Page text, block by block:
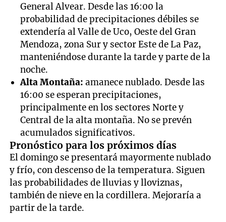
General Alvear. Desde las 16:00 la
probabilidad de precipitaciones débiles se
extendería al Valle de Uco, Oeste del Gran
Mendoza, zona Sur y sector Este de La Paz,
manteniéndose durante la tarde y parte de la
noche.
Alta Montaña:amanece nublado. Desde las
16:00 se esperan precipitaciones,
principalmente en los sectores Norte y
Central de la alta montaña. No se prevén
acumulados significativos.
Pronóstico para los próximos días
El domingo se presentará mayormente nublado
y frío, con descenso de la temperatura. Siguen
las probabilidades de lluvias y lloviznas,
también de nieve en la cordillera. Mejoraría a
partir de la tarde.